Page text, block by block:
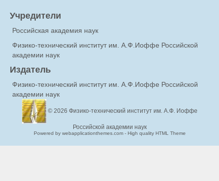
Учредители
Российская академия наук
Физико-технический институт им. А.Ф.Иоффе Российской
академии наук
Издатель
Физико-технический институт им. А.Ф.Иоффе Российской
академии наук
© 2026 Физико-технический институт им. А.Ф. Иоффе
Российской академии наук
Powered by webapplicationthemes.com - High quality HTML Theme